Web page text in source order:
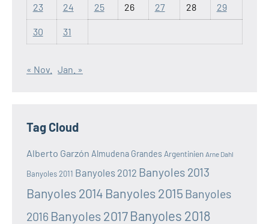
23 24 25 26 27 28 29
30 31
« Nov. Jan. »
Tag Cloud
Alberto Garzón Almudena Grandes Argentinien Arne Dahl
Banyoles 2011 Banyoles 2012 Banyoles 2013
Banyoles 2014 Banyoles 2015 Banyoles
2016 Banyoles 2017 Banyoles 2018